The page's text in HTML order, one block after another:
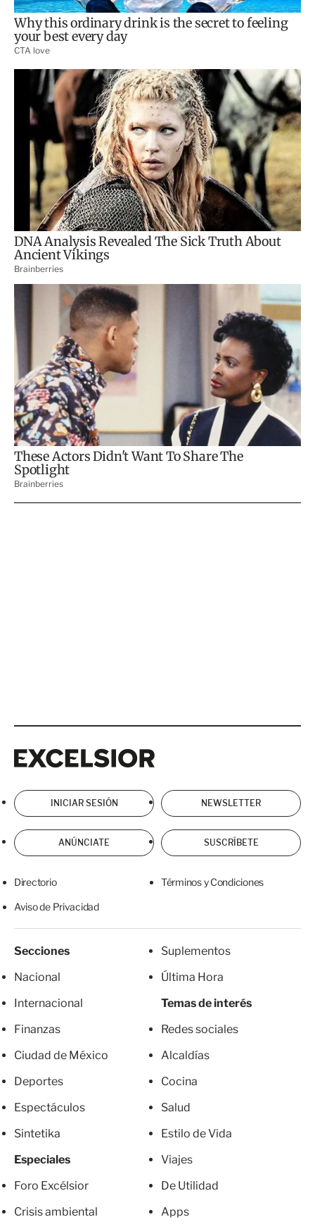
INICIAR SESIÓN NEWSLETTER
ANÚNCIATE SUSCRÍBETE
Directorio Términos y Condiciones
Aviso de Privacidad
Secciones
Nacional
Internacional
Finanzas
Ciudad de México
Deportes
Espectáculos
Sintetika
Especiales
Foro Excélsior
Crisis ambiental
Suplementos
Última Hora
Temas de interés
Redes sociales
Alcaldías
Cocina
Salud
Estilo de Vida
Viajes
De Utilidad
Apps